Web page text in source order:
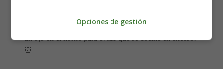
manera uniforme y conserve toda su jugosidad. ¡Mantén
un ojo en el horno para evitar que se cocine en exceso!
⏰
Opciones de gestión